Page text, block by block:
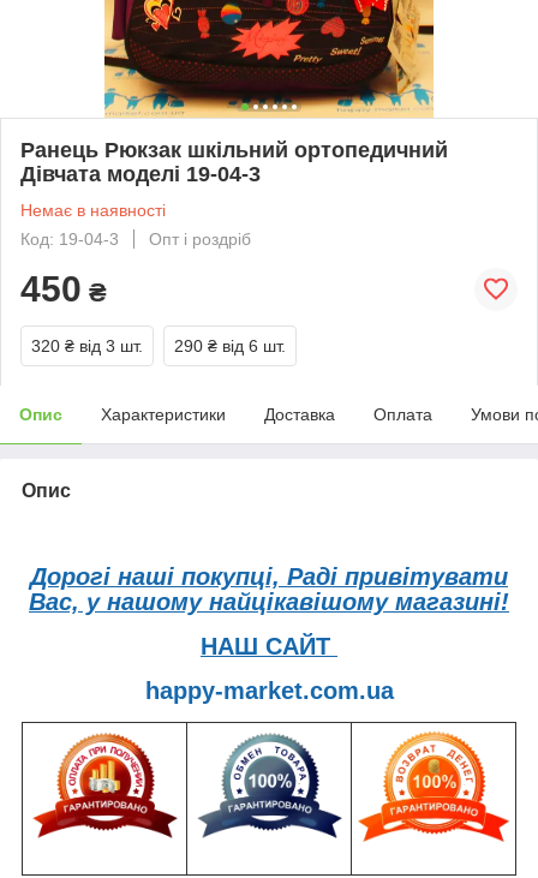
Ранець Рюкзак шкільний ортопедичний
Дівчата моделі 19-04-3
Немає в наявності
Код: 19-04-3
Опт і роздріб
450 ₴
320 ₴ від 3 шт. 290 ₴ від 6 шт.
Опис Характеристики Доставка Оплата Умови
Опис
Дорогі наші покупці, Раді привітувати
Вас, у нашому найцікавішому магазині!
НАШ САЙТ
happy-market.com.ua